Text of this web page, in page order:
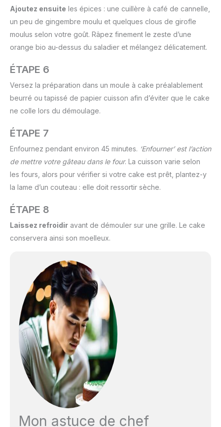
Ajoutez ensuite les épices : une cuillère à café de cannelle,
un peu de gingembre moulu et quelques clous de girofle
moulus selon votre goût. Râpez finement le zeste d’une
orange bio au-dessus du saladier et mélangez délicatement.
ÉTAPE 6
Versez la préparation dans un moule à cake préalablement
beurré ou tapissé de papier cuisson afin d’éviter que le cake
ne colle lors du démoulage.
ÉTAPE 7
Enfournez pendant environ 45 minutes. ‘Enfourner’ est l’action
de mettre votre gâteau dans le four. La cuisson varie selon
les fours, alors pour vérifier si votre cake est prêt, plantez-y
la lame d’un couteau : elle doit ressortir sèche.
ÉTAPE 8
Laissez refroidir avant de démouler sur une grille. Le cake
conservera ainsi son moelleux.
Mon astuce de chef